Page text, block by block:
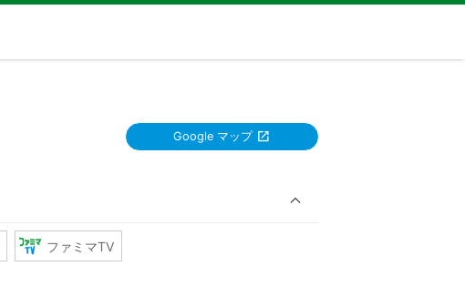
Google マップ
ファミマTV